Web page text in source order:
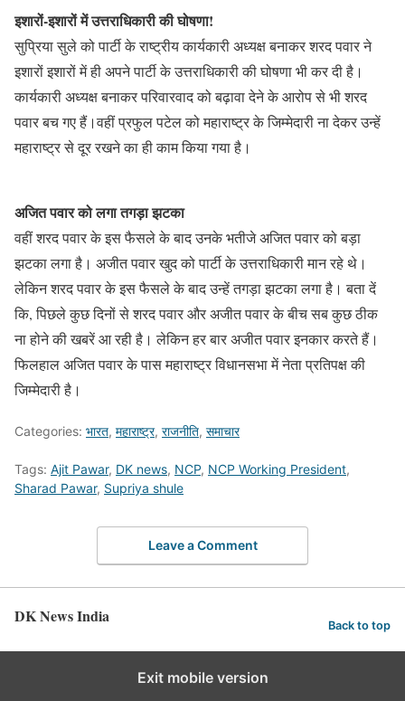
इशारों-इशारों में उत्तराधिकारी की घोषणा!
सुप्रिया सुले को पार्टी के राष्ट्रीय कार्यकारी अध्यक्ष बनाकर शरद पवार ने
इशारों इशारों में ही अपने पार्टी के उत्तराधिकारी की घोषणा भी कर दी है।
कार्यकारी अध्यक्ष बनाकर परिवारवाद को बढ़ावा देने के आरोप से भी शरद
पवार बच गए हैं।वहीं प्रफुल पटेल को महाराष्ट्र के जिम्मेदारी ना देकर उन्हें
महाराष्ट्र से दूर रखने का ही काम किया गया है।
अजित पवार को लगा तगड़ा झटका
वहीं शरद पवार के इस फैसले के बाद उनके भतीजे अजित पवार को बड़ा
झटका लगा है। अजीत पवार खुद को पार्टी के उत्तराधिकारी मान रहे थे।
लेकिन शरद पवार के इस फैसले के बाद उन्हें तगड़ा झटका लगा है। बता दें
कि, पिछले कुछ दिनों से शरद पवार और अजीत पवार के बीच सब कुछ ठीक
ना होने की खबरें आ रही है। लेकिन हर बार अजीत पवार इनकार करते हैं।
फिलहाल अजित पवार के पास महाराष्ट्र विधानसभा में नेता प्रतिपक्ष की
जिम्मेदारी है।
Categories: भारत, महाराष्ट्र, राजनीति, समाचार
Tags: Ajit Pawar, DK news, NCP, NCP Working President,
Sharad Pawar, Supriya shule
Leave a Comment
DK News India Back to top
Exit mobile version